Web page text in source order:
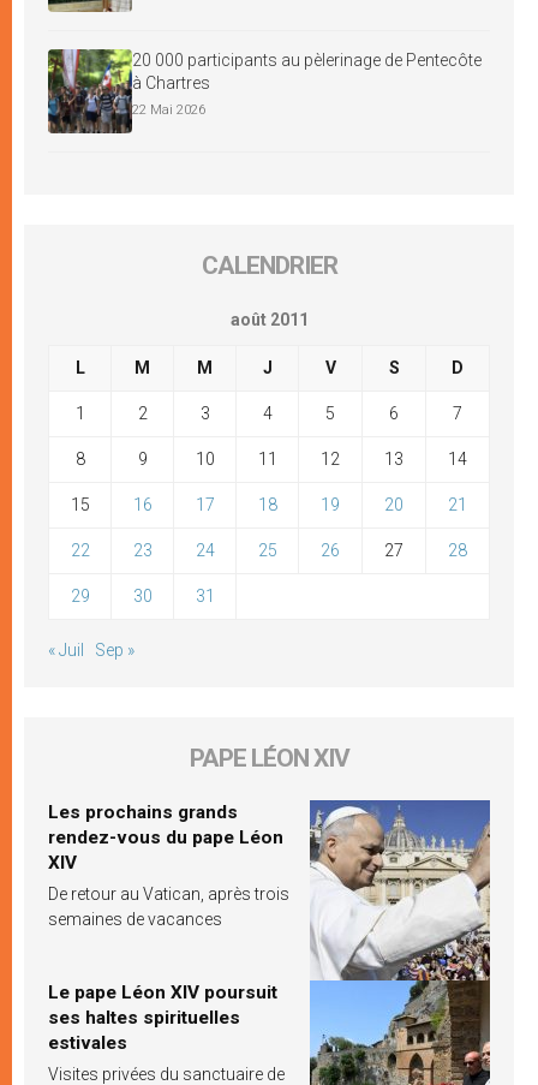
20 000 participants au pèlerinage de Pentecôte
à Chartres
22 Mai 2026
CALENDRIER
août 2011
L M M J V S D
1 2 3 4 5 6 7
8 9 10 11 12 13 14
15 16 17 18 19 20 21
22 23 24 25 26 27 28
29 30 31
« Juil Sep »
PAPE LÉON XIV
Les prochains grands
rendez-vous du pape Léon
XIV
De retour au Vatican, après trois
semaines de vacances
Le pape Léon XIV poursuit
ses haltes spirituelles
estivales
Visites privées du sanctuaire de